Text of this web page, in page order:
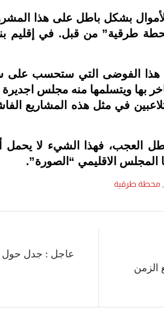
بشكل باطل على هذا
طرقية” من قبل. في إقليم
هذا الفوضى التي ستحسب على
بها ويتسلمها منه مجلس
في مثل هذه المشاريع
العجب، فهذا الشيء لا يحمل
المجلس الاقليمي “الصورة”.
محطة طرقية
الزمن
عاجل : جدل حول